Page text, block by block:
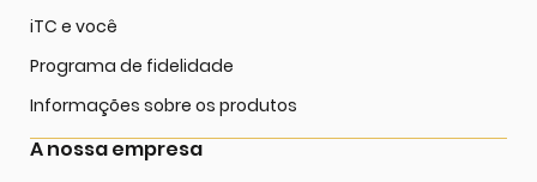
A nossa empresa
iTC e você
Programa de fidelidade
Informações sobre os produtos